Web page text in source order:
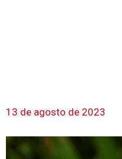
13 de agosto de 2023